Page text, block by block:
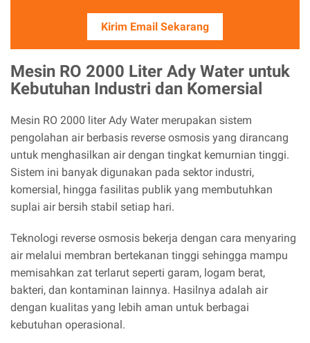
Kirim Email Sekarang
Mesin RO 2000 Liter Ady Water untuk
Kebutuhan Industri dan Komersial
Mesin RO 2000 liter Ady Water merupakan sistem
pengolahan air berbasis reverse osmosis yang dirancang
untuk menghasilkan air dengan tingkat kemurnian tinggi.
Sistem ini banyak digunakan pada sektor industri,
komersial, hingga fasilitas publik yang membutuhkan
suplai air bersih stabil setiap hari.
Teknologi reverse osmosis bekerja dengan cara menyaring
air melalui membran bertekanan tinggi sehingga mampu
memisahkan zat terlarut seperti garam, logam berat,
bakteri, dan kontaminan lainnya. Hasilnya adalah air
dengan kualitas yang lebih aman untuk berbagai
kebutuhan operasional.